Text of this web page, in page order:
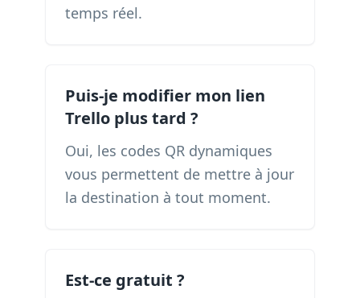
temps réel.
Puis-je modifier mon lien
Trello plus tard ?
Oui, les codes QR dynamiques
vous permettent de mettre à jour
la destination à tout moment.
Est-ce gratuit ?